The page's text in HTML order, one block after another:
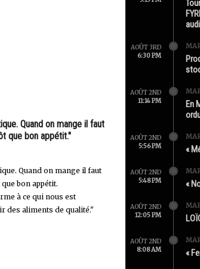
Quand on mange il faut
que bon appétit."
Quand on mange il faut
bon appétit.
à ce qui nous est
des aliments de qualité."
AOÛT 3RD
6:30 PM
AOÛT 2ND
11:14 PM
En
AOÛT 2ND
5:56 PM
«
AOÛT 2ND
5:48 PM
«
AOÛT 2ND
12:05 PM
AOÛT 2ND
8:08 AM
«